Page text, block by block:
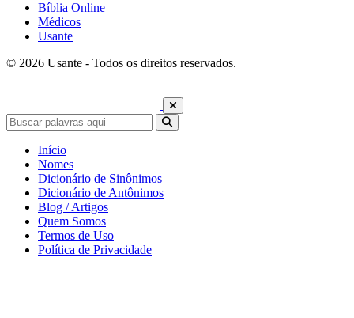
Bíblia Online
Médicos
Usante
© 2026 Usante - Todos os direitos reservados.
Início
Nomes
Dicionário de Sinônimos
Dicionário de Antônimos
Blog / Artigos
Quem Somos
Termos de Uso
Política de Privacidade